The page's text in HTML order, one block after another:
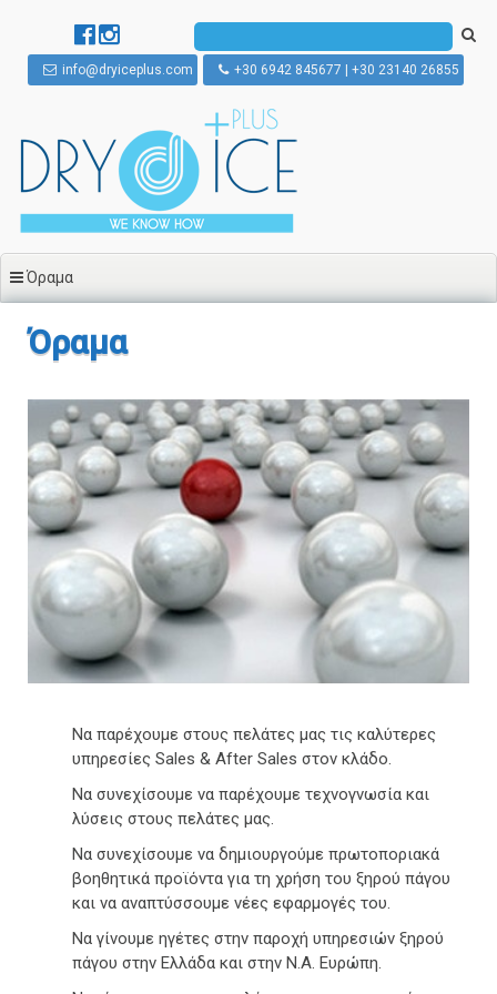
info@dryiceplus.com +30 6942 845677 | +30 23140 26855
Όραμα
Όραμα
Να παρέχουμε στους πελάτες μας τις καλύτερες
υπηρεσίες Sales & After Sales στον κλάδο.
Να συνεχίσουμε να παρέχουμε τεχνογνωσία και
λύσεις στους πελάτες μας.
Να συνεχίσουμε να δημιουργούμε πρωτοποριακά
βοηθητικά προϊόντα για τη χρήση του ξηρού πάγου
και να αναπτύσσουμε νέες εφαρμογές του.
Να γίνουμε ηγέτες στην παροχή υπηρεσιών ξηρού
πάγου στην Ελλάδα και στην Ν.Α. Ευρώπη.